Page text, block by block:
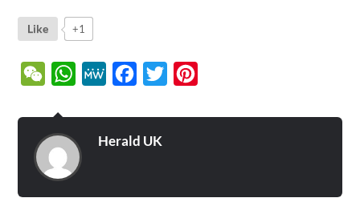
Like +1
WeChatWhatsApp
MeWe Facebook
Twitter
Herald UK